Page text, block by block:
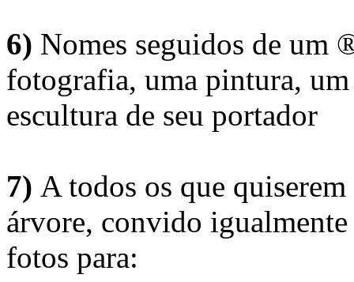
6) Nomes seguidos de um
fotografia, uma pintura,
escultura de seu portador
7) A todos os que
árvore, convido
fotos para: